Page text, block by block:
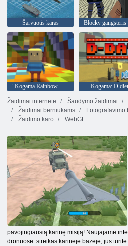
Šarvuotis karas
"Kogama Rainbow Parkour" Kogama: D
Žaidimai internete
Šaudymo žaidimai
Žaidimai berniukams
Fotografavimo
Žaidimo karo
WebGL
pavojingiausią karinę misiją! Naujajame
dronuose: streikas karinėje bazėje, jūs